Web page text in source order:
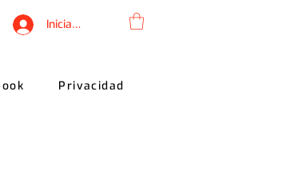
Iniciar sesión
Privacidad